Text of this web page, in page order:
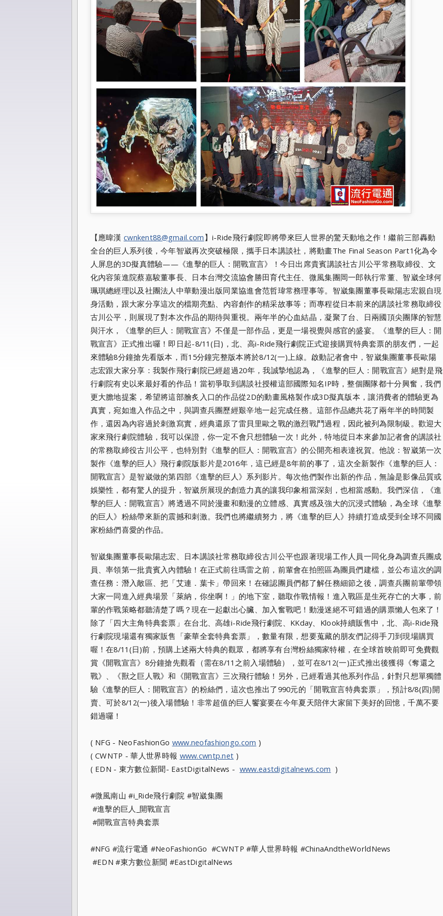
【應暐漢 cwnkent88@gmail.com 】i-Ride飛行劇院即將帶來巨人世界的驚天動地之作！繼前三部轟動
全台的巨人系列後，今年智崴再次突破極限，攜手日本講談社，將動畫The Final Season Part1化為令
人屏息的3D擬真體驗——《進擊的巨人： 開戰宣言》！今日出席貴賓講談社古川公平常務取締役、文
化內容策進院蔡嘉駿董事長、日本台灣交流協會勝田育代主任、 微風集團岡一郎執行常董、 智崴全球何
珮琪總經理以及社團法人中華動漫出版同業協進會范哲瑋常務理事等。智崴集團董事長歐陽志宏親自現
身活動， 跟大家分享這次的檔期亮點、內容創作的精采故事等； 而專程從日本前來的講談社常務取締役
古川公平， 則展現了對本次作品的期待與重視。兩年半的心血結晶，凝聚了台、
日兩國頂尖團隊的智慧
與汗水，《進擊的巨人：開戰宣言》不僅是一部作品，更是一場視覺與感官的盛宴。《進擊的巨人： 開
戰宣言》正式推出囉！即日起-8/11(日)，北、高i-Ride飛行劇院正式迎接購買特典套票的朋友們，一起
來體驗8分鐘搶先看版本，而15分鐘完整版本將於8/12(一)上線。啟動記者會中，智崴集團董事長歐陽
志宏跟大家分享： 我製作飛行劇院已經超過20年，我誠摯地認為，《進擊的巨人： 開戰宣言》絕對是飛
行劇院有史以來最好看的作品！ 當初爭取到講談社授權這部國際知名IP時，整個團隊都十分興奮，我們
更大膽地提案， 希望將這部膾炙入口的作品從2D的動畫風格製作成3D擬真版本，讓消費者的體驗更為
真實，宛如進入作品之中，與調查兵團歷經艱辛地一起完成任務。這部作品總共花了兩年半的時間製
作，還因為內容過於刺激寫實， 經典還原了雷貝里歐之戰的激烈戰鬥過程，因此被列為限制級。 歡迎大
家來飛行劇院體驗，我可以保證，你一定不會只想體驗一次！ 此外，特地從日本來參加記者會的講談社
的常務取締役古川公平， 也特別對《進擊的巨人：開戰宣言》的公開亮相表達祝賀。他說： 智崴第一次
製作《進擊的巨人》飛行劇院版影片是2016年，這已經是8年前的事了，這次全新製作《進擊的巨人：
開戰宣言》 是智崴做的第四部《進擊的巨人》系列影片。 每次他們製作出新的作品，無論是影像品質或
娛樂性， 都有驚人的提升，智崴所展現的創造力真的讓我印象相當深刻， 也相當感動。我們深信，《進
擊的巨人：開戰宣言》將透過不同於漫畫和動漫的立體感、真實感及強大的沉浸式體驗， 為全球《進擊
的巨人》粉絲帶來新的震撼和刺激。我們也將繼續努力，將《進擊的巨人》持續打造成受到全球不同國
家粉絲們喜愛的作品。
智崴集團董事長歐陽志宏、 日本講談社常務取締役古川公平也跟著現場工作人員一同化身為調查兵團成
員、率領第一批貴賓入內體驗！在正式前往瑪雷之前， 前輩會在拍照區為團員們建檔，並公布這次的調
查任務：潛入敵區、把「艾連．葉卡」帶回來！在確認團員們都了解任務細節之後，調查兵團前輩帶領
大家一同進入經典場景「萊納，你坐啊！」 的地下室，聽取作戰情報！進入戰區是生死存亡的大事，前
輩的作戰策略都聽清楚了嗎？現在一起獻出心臟、加入奮戰吧！ 動漫迷絕不可錯過的購票懶人包來了！
除了「四大主角特典套票」在台北、高雄i-Ride飛行劇院、KKday、 Klook持續販售中，北、高i-Ride飛
行劇院現場還有獨家販售「豪華全套特典套票」， 數量有限，想要蒐藏的朋友們記得手刀到現場購買
喔！在8/11(日)前，預購上述兩大特典的觀眾，都將享有台灣粉絲獨家特權，在全球首映前即可免費觀
賞《開戰宣言》8分鐘搶先觀看（需在8/11之前入場體驗），並可在8/12(一)正式推出後獲得《奪還之
戰》、《獸之巨人戰》和《開戰宣言》三次飛行體驗！另外， 已經看過其他系列作品，針對只想單獨體
驗《進擊的巨人： 開戰宣言》的粉絲們，這次也推出了990元的「開戰宣言特典套票」，預計8/8(四)開
賣、可於8/12(一)後入場體驗！ 非常超值的巨人饗宴要在今年夏天陪伴大家留下美好的回憶，千萬不要
錯過囉！
( NFG - NeoFashionGo www.neofashiongo.com )
( CWNTP - 華人世界時報 www.cwntp.net )
( EDN - 東方數位新聞- EastDigitalNews - www.eastdigitalnews.com )
#微風南山 #i_Ride飛行劇院 #智崴集團
#進擊的巨人_開戰宣言
#開戰宣言特典套票
#NFG #流行電通 #NeoFashionGo #CWNTP #華人世界時報 #ChinaAndtheWorldNews
#EDN #東方數位新聞 #EastDigitalNews